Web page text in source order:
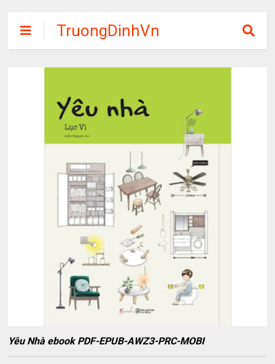
TruongDinhVn
Chia sẽ ebook,
các khóa học,
tập miễn phí
Yêu Nhà ebook PDF-EPUB-AWZ3-PRC-MOBI